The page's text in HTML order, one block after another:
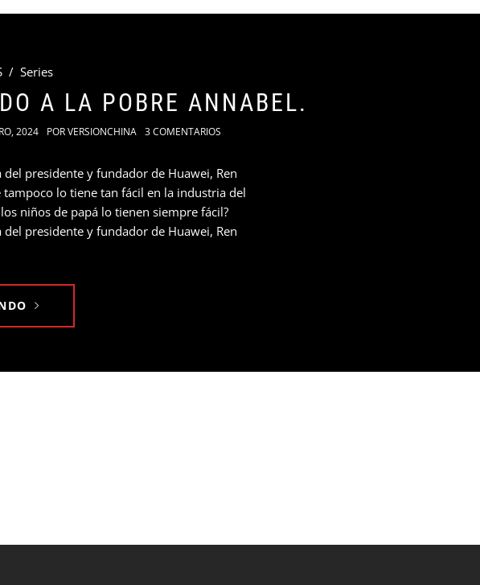
/ Series
A LA POBRE ANNABEL.
2024 PORVERSIONCHINA 3 COMENTARIOS
del presidente y fundador de Huawei, Ren
tampoco lo tiene tan fácil en la industria del
niños de papá lo tienen siempre fácil?
del presidente y fundador de Huawei, Ren